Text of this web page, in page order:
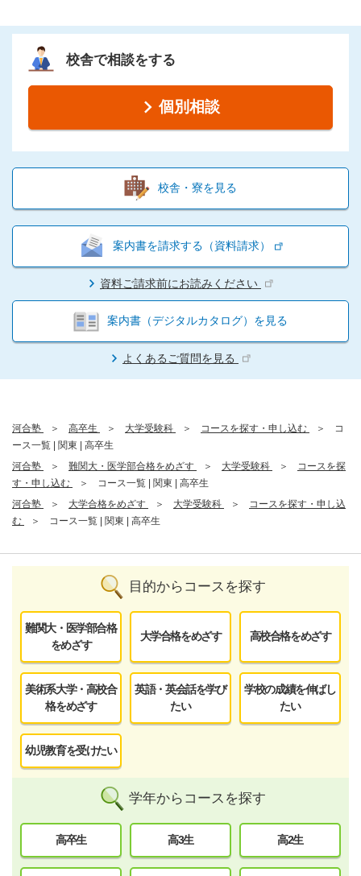
校舎で相談をする
個別相談
校舎・寮を見る
案内書を請求する（資料請求）
資料ご請求前にお読みください
案内書（デジタルカタログ）を見る
よくあるご質問を見る
河合塾 高卒生 大学受験科 コースを探す・申し込む
コ
ース一覧 | 関東 | 高卒生
河合塾
難関大・医学部合格をめざす 大学受験科
コースを探
す・申し込む
コース一覧 | 関東 | 高卒生
河合塾
大学合格をめざす 大学受験科
コースを探す・申し込
む
コース一覧 | 関東 | 高卒生
目的からコースを探す
難関大・医学部合格
をめざす
大学合格をめざす 高校合格をめざす
美術系大学・高校合
格をめざす
英語・英会話を学び
たい
学校の成績を伸ばし
たい
幼児教育を受けたい
学年からコースを探す
高卒生 高3生 高2生